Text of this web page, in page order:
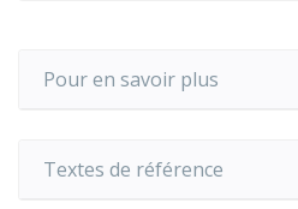
Pour en savoir plus
Textes de référence